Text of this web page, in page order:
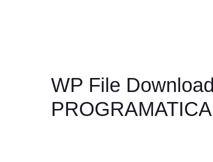
WP File
PROGRAMATICA